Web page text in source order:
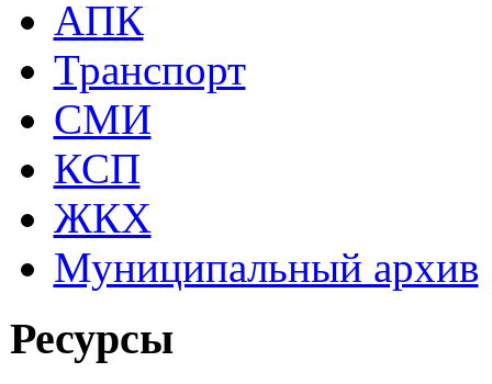
АПК
Транспорт
СМИ
КСП
ЖКХ
Муниципальный архив
Ресурсы